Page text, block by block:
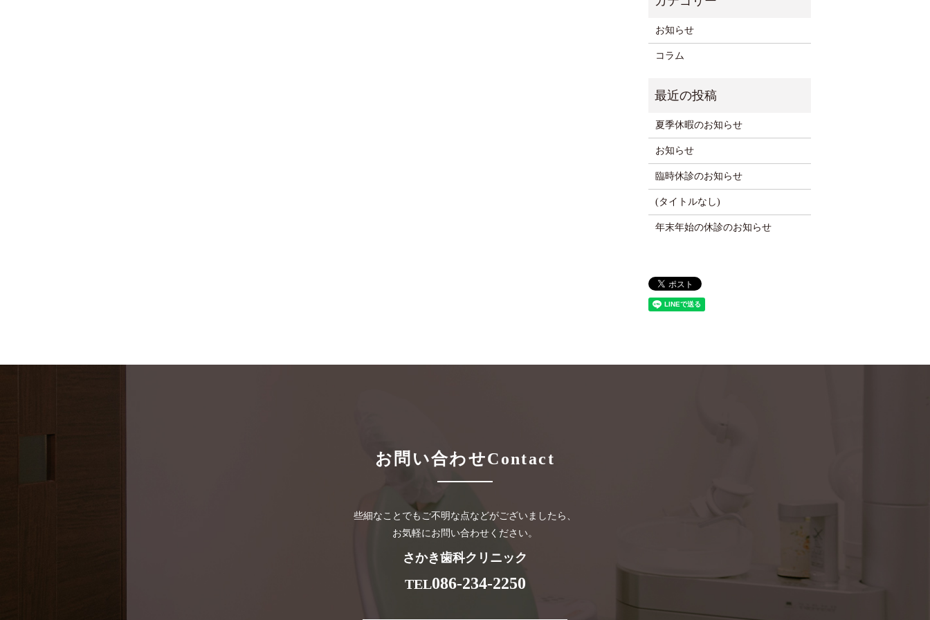
お知らせ
コラム
夏季休暇のお知らせ
お知らせ
臨時休診のお知らせ
(タイトルなし)
年末年始の休診のお知らせ
お問い合わせContact
些細なことでもご不明な点などがございましたら、
お気軽にお問い合わせください。
さかき歯科クリニック
TEL086-234-2250